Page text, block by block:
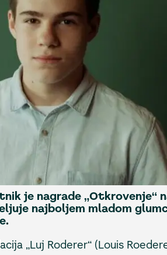
je nagrade „Otkrovenje“
najboljem mladom
„Luj Roderer“ (Louis